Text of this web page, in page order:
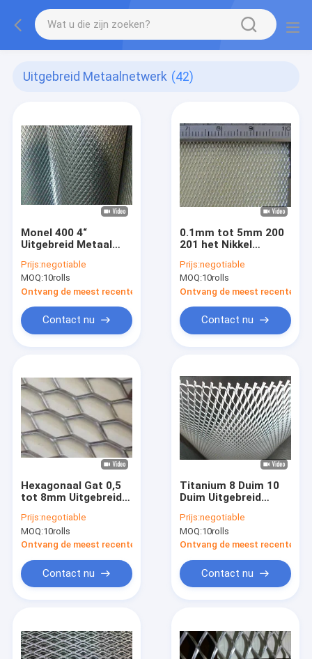
Uitgebreid Metaalnetwerk (42)
Monel 400 4“
Uitgebreid Metaal
Pattern
Prijs:negotiable
MOQ:10rolls
Ontvang de meest recente Prijs
Contact nu
0.1mm tot 5mm 200
201 het Nikkel
de Netwerkastm
diamant
Prijs:negotiable
MOQ:10rolls
Ontvang de meest recente
Contact nu
Hexagonaal Gat 0,5
tot 8mm Uitgebreid
Protection
Prijs:negotiable
MOQ:10rolls
Ontvang de meest recente Prijs
Contact nu
Titanium 8 Duim 10
Duim Uitgebreid
Prijs:negotiable
MOQ:10rolls
Ontvang de meest recente
Contact nu